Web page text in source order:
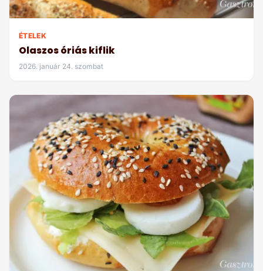
ÉTELEK
Olaszos óriás kiflik
2026. január 24. szombat